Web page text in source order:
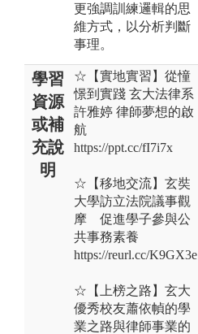
更強調訓練邏輯的思
維方式，以分析判斷
事理。
學習
資源
或補
充說
明
☆【實地實習】從憧
憬到實踐 玄大法律系
許雅婷 律師夢想的啟
航
https://ppt.cc/fI7i7x
☆【移地交流】玄奘
大學訪立法院議事觀
摩 促進學子參與公
共事務素養
https://reurl.cc/K9GX3e
☆【上榜之路】玄大
優秀校友蕭依幀的學
業之路與律師事業的